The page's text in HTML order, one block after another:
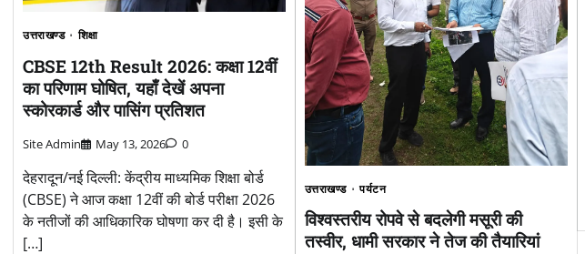
उत्तराखण्ड शिक्षा
CBSE 12th Result 2026: कक्षा 12वीं
का परिणाम घोषित, यहाँ देखें अपना
स्कोरकार्ड और पासिंग प्रतिशत
Site Admin May 13, 2026 0
देहरादून/नई दिल्ली: केंद्रीय माध्यमिक शिक्षा बोर्ड
(CBSE) ने आज कक्षा 12वीं की बोर्ड परीक्षा 2026
के नतीजों की आधिकारिक घोषणा कर दी है। इसी के
[…]
उत्तराखण्ड पर्यटन
विश्वस्तरीय रोपवे से बदलेगी मसूरी की
तस्वीर, धामी सरकार ने तेज की तैयारियां